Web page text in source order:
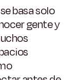
basa solo
gente y